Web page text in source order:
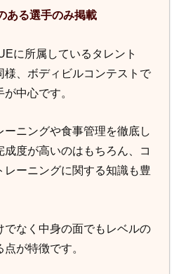
ある選手のみ掲載
に所属しているタレント
様、ボディビルコンテストで
中心です。
ニングや食事管理を徹底し
度が高いのはもちろん、コ
レーニングに関する知識も豊
でなく中身の面でもレベルの
が特徴です。